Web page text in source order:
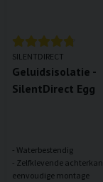
SILENTDIRECT
Geluidsisolatie -
SilentDirect Egg
- Waterbestendig
- Zelfklevende
eenvoudige montage